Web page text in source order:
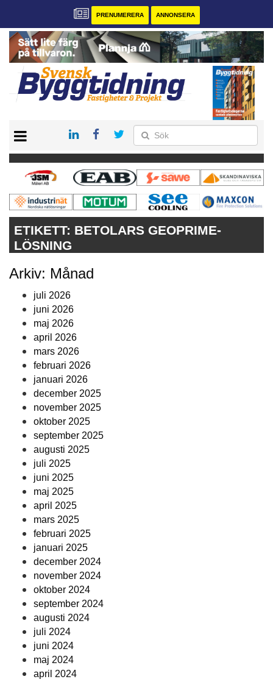
PRENUMERERA ANNONSERA
PRENUMERERA
VÅRA ANDRA MAGASIN
ANNONSERA
KONTAKT
ETIKETT: BETOLARS GEOPRIME-
LÖSNING
Arkiv: Månad
juli 2026
juni 2026
maj 2026
april 2026
mars 2026
februari 2026
januari 2026
december 2025
november 2025
oktober 2025
september 2025
augusti 2025
juli 2025
juni 2025
maj 2025
april 2025
mars 2025
februari 2025
januari 2025
december 2024
november 2024
oktober 2024
september 2024
augusti 2024
juli 2024
juni 2024
maj 2024
april 2024